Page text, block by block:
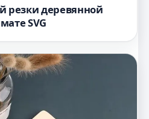
резки деревянной
SVG